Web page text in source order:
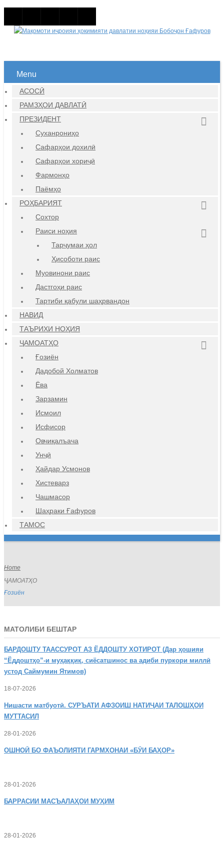
Menu
АСОСӢ
РАМЗҲОИ ДАВЛАТӢ
ПРЕЗИДЕНТ
Суханрониҳо
Сафарҳои дохилӣ
Сафарҳои хориҷӣ
Фармонҳо
Паёмҳо
РОҲБАРИЯТ
Сохтор
Раиси ноҳия
Тарҷумаи ҳол
Ҳисоботи раис
Муовинони раис
Дастгоҳи раис
Тартиби қабули шаҳрвандон
НАВИД
ТАЪРИХИ НОҲИЯ
ҶАМОАТҲО
Ғозиён
Дадобой Холматов
Ёва
Зарзамин
Исмоил
Исфисор
Овчиқалъача
Унҷӣ
Ҳайдар Усмонов
Хистеварз
Чашмасор
Шаҳраки Ғафуров
ТАМОС
Home
ҶАМОАТҲО
Ғозиён
МАТОЛИБИ БЕШТАР
БАРДОШТУ ТААССУРОТ АЗ ЁДДОШТУ ХОТИРОТ (Дар ҳошияи
“Ёддоштҳо”-и муҳаққиқ, сиёсатшинос ва адиби пуркори миллӣ
устод Саймумин Ятимов)
18-07-2026
Нишасти матбуотӣ. СУРЪАТИ АФЗОИШ НАТИҶАИ ТАЛОШҲОИ
МУТТАСИЛ
28-01-2026
ОШНОӢ БО ФАЪОЛИЯТИ ГАРМХОНАИ «БӮИ БАҲОР»
28-01-2026
БАРРАСИИ МАСЪАЛАҲОИ МУҲИМ
28-01-2026